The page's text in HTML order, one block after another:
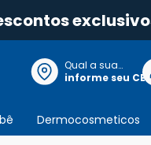
Qual a sua
localização?
informe seu CEP
Dermocosmeticos